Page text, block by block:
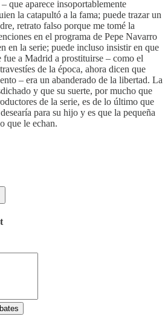
que aparece insoportablemente
la catapultó a la fama; puede trazar un
retrato falso porque me tomé la
en el programa de Pepe Navarro
en la serie; puede incluso insistir en que
fue a Madrid a prostituirse – como el
de la época, ahora dicen que
– era un abanderado de la libertad. La
y que su suerte, por mucho que
de la serie, es de lo último que
para su hijo y es que la pequeña
que le echan.